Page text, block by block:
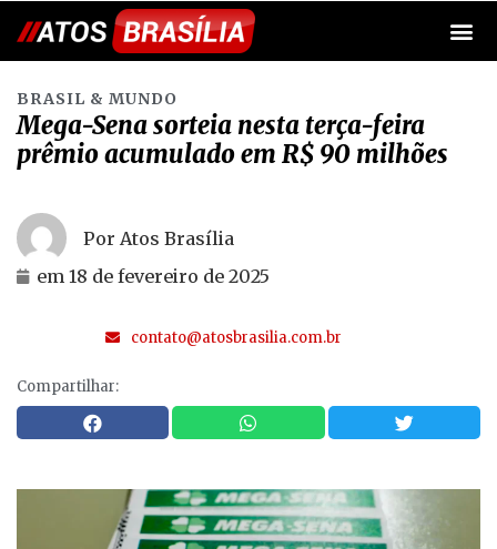
BRASIL & MUNDO
Mega-Sena sorteia nesta terça-feira
prêmio acumulado em R$ 90 milhões
Por Atos Brasília
em 18 de fevereiro de 2025
contato@atosbrasilia.com.br
Compartilhar: